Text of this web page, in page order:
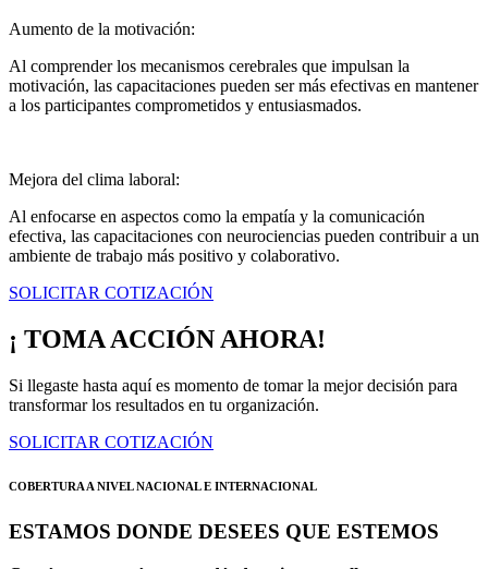
Aumento de la motivación:
Al comprender los mecanismos cerebrales que impulsan la
motivación, las capacitaciones pueden ser más efectivas en mantener
a los participantes comprometidos y entusiasmados.
Mejora del clima laboral:
Al enfocarse en aspectos como la empatía y la comunicación
efectiva, las capacitaciones con neurociencias pueden contribuir a un
ambiente de trabajo más positivo y colaborativo.
SOLICITAR COTIZACIÓN
¡ TOMA ACCIÓN AHORA!
Si llegaste hasta aquí es momento de tomar la mejor decisión para
transformar los resultados en tu organización.
SOLICITAR COTIZACIÓN
COBERTURA A NIVEL NACIONAL E INTERNACIONAL
ESTAMOS DONDE DESEES QUE ESTEMOS